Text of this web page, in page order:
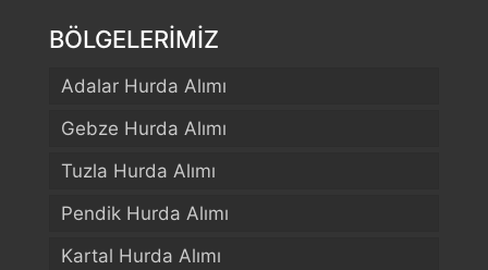
BÖLGELERİMİZ
Adalar Hurda Alımı
Gebze Hurda Alımı
Tuzla Hurda Alımı
Pendik Hurda Alımı
Kartal Hurda Alımı